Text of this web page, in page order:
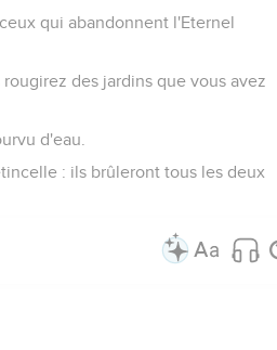
qui abandonnent l'Eternel
des jardins que vous avez
d'eau.
: ils brûleront tous les deux